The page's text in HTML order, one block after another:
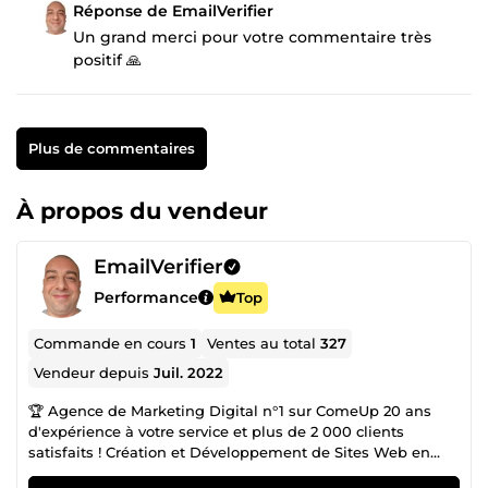
Réponse de EmailVerifier
Un grand merci pour votre commentaire très
positif 🙏
Plus de commentaires
À propos du vendeur
EmailVerifier
Performance Top
Commande en cours1 Ventes au total327
Vendeur depuisJuil. 2022
🏆 Agence de Marketing Digital n°1 sur ComeUp 20 ans
d'expérience à votre service et plus de 2 000 clients
satisfaits ! Création et Développement de Sites Web en
CMS ou entièrement codés Sur-Mesure : ✅ Sites Carte de